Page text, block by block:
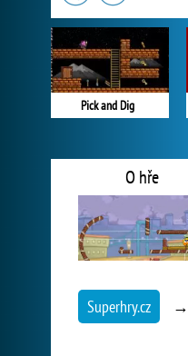
Pick and Dig
O hře
Superhry.cz →